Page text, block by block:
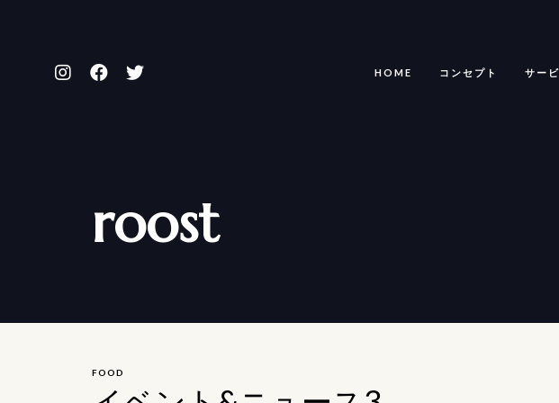
HOME コンセプト サー
roost
FOOD